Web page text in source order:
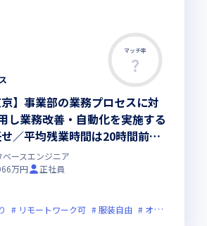
マッチ率
京】事業部の業務プロセスに対
し業務改善・自動化を実施する
／平均残業時間は20時間前
90%超
ベースエンジニア
万円
正社員
リモートワーク可 服装自由 オンライン選考可